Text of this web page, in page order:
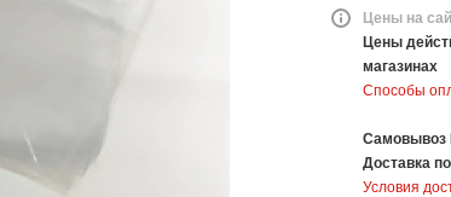
Цены на
Цены
магазинах
Способы
Самовывоз
Доставка
Условия